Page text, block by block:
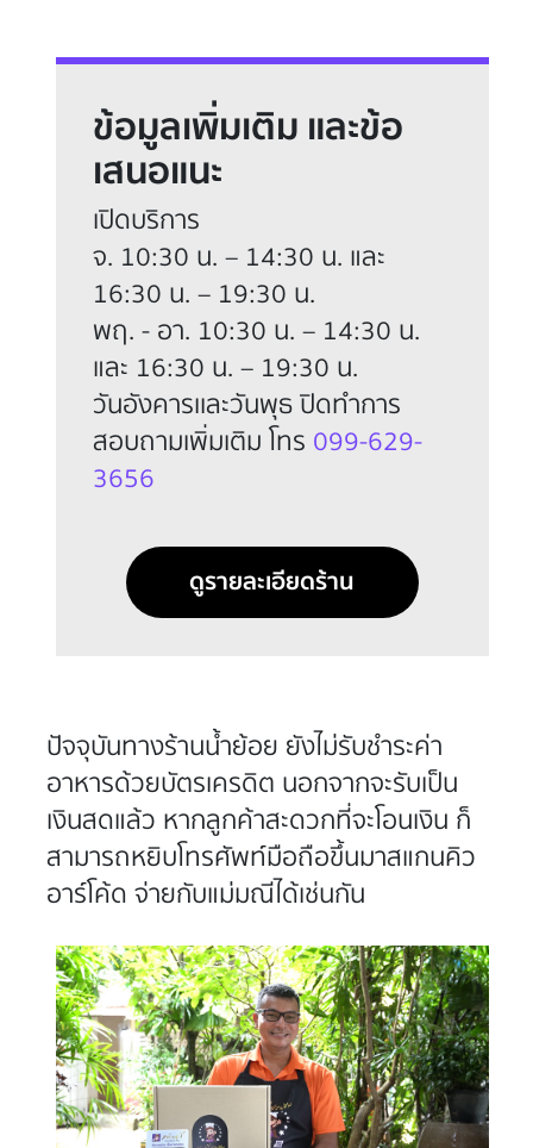
ข้อมูลเพิ่มเติม และข้อ
เสนอแนะ
เปิดบริการ
จ. 10:30 น. – 14:30 น. และ
16:30 น. – 19:30 น.
พฤ. - อา. 10:30 น. – 14:30 น.
และ 16:30 น. – 19:30 น.
วันอังคารเเละวันพุธ ปิดทำการ
สอบถามเพิ่มเติม โทร 099-629-
3656
ดูรายละเอียดร้าน
ปัจจุบันทางร้านน้ำย้อย ยังไม่รับชำระค่า
อาหารด้วยบัตรเครดิต นอกจากจะรับเป็น
เงินสดแล้ว หากลูกค้าสะดวกที่จะโอนเงิน ก็
สามารถหยิบโทรศัพท์มือถือขึ้นมาสแกนคิว
อาร์โค้ด จ่ายกับแม่มณีได้เช่นกัน